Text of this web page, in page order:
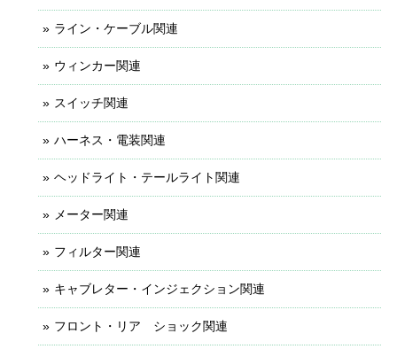
ライン・ケーブル関連
ウィンカー関連
スイッチ関連
ハーネス・電装関連
ヘッドライト・テールライト関連
メーター関連
フィルター関連
キャブレター・インジェクション関連
フロント・リア ショック関連